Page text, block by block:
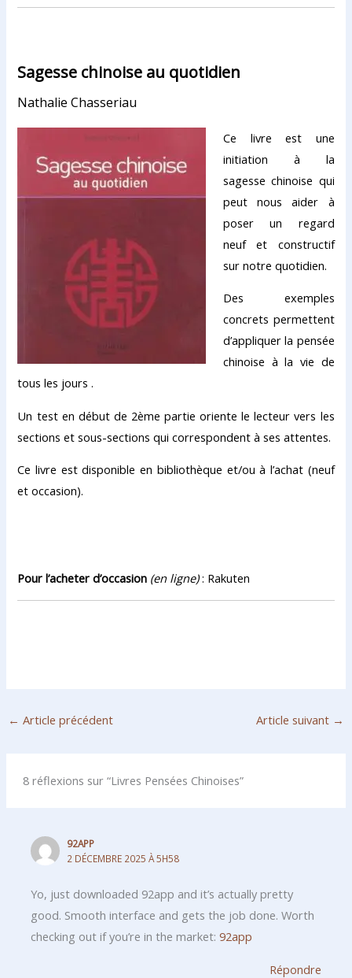
Sagesse chinoise au quotidien
Nathalie Chasseriau
Ce livre est une
initiation à la
sagesse chinoise qui
peut nous aider à
poser un regard
neuf et constructif
sur notre quotidien.
Des exemples
concrets permettent
d’appliquer la pensée
chinoise à la vie de
tous les jours .
Un test en début de 2ème partie oriente le lecteur vers les
sections et sous-sections qui correspondent à ses attentes.
Ce livre est disponible en bibliothèque et/ou à l’achat (neuf
et occasion).
Pour l’acheter d’occasion (en ligne): Rakuten
← Article précédent Article suivant →
8 réflexions sur “Livres Pensées Chinoises”
92APP
2 DÉCEMBRE 2025 À 5H58
Yo, just downloaded 92app and it’s actually pretty
good. Smooth interface and gets the job done. Worth
checking out if you’re in the market:92app
Répondre